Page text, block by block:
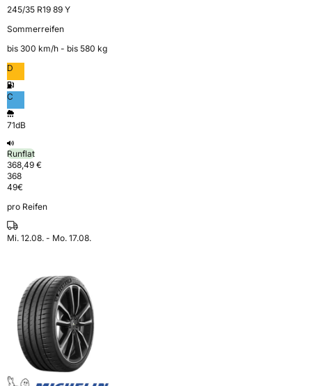
245/35 R19 89 Y
Sommerreifen
bis 300 km⁠/⁠h - bis 580 kg
D
C
71dB
Runflat
368,49 €
368
49€
pro Reifen
Mi. 12.08. - Mo. 17.08.